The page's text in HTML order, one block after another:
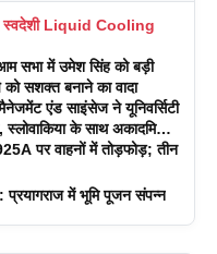
स्वदेशी Liquid Cooling
आम सभा में उमेश सिंह को बड़ी
को सशक्त बनाने का वादा
एंड साइंसेज ने यूनिवर्सिटी
के साथ अकादमिक
दिवसीय कार्यशाला का
पर वाहनों में तोड़फोड़; तीन
प्रयागराज में भूमि पूजन संपन्न